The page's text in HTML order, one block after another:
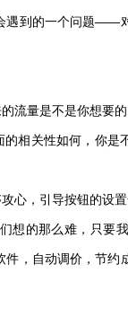
遇到的一个问题——
流量是不是你想要的
相关性如何，你是
心，引导按钮的设
想的那么难，只要
，自动调价，节约